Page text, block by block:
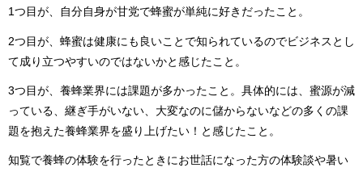
1つ目が、自分自身が甘党で蜂蜜が単純に好きだったこと。
2つ目が、蜂蜜は健康にも良いことで知られているのでビジネスとし
て成り立つやすいのではないかと感じたこと。
3つ目が、養蜂業界には課題が多かったこと。具体的には、蜜源が減
っている、継ぎ手がいない、大変なのに儲からないなどの多くの課
題を抱えた養蜂業界を盛り上げたい！と感じたこと。
知覧で養蜂の体験を行ったときにお世話になった方の体験談や暑い